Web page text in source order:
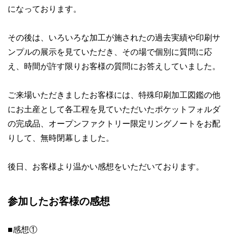
になっております。
その後は、いろいろな加工が施されたの過去実績や印刷サ
ンプルの展示を見ていただき、その場で個別に質問に応
え、時間が許す限りお客様の質問にお答えしていました。
ご来場いただきましたお客様には、特殊印刷加工図鑑の他
にお土産として各工程を見ていただいたポケットフォルダ
の完成品、オープンファクトリー限定リングノートをお配
りして、無時閉幕しました。
後日、お客様より温かい感想をいただいております。
参加したお客様の感想
■感想①